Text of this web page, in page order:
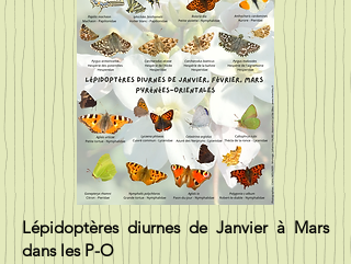
Lépidoptères diurnes de Janvier à Mars
dans les P-O